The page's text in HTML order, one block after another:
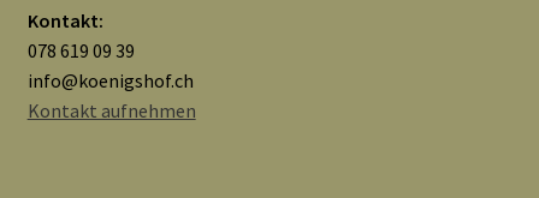
Kontakt:
078 619 09 39
info@koenigshof.ch
Kontakt aufnehmen